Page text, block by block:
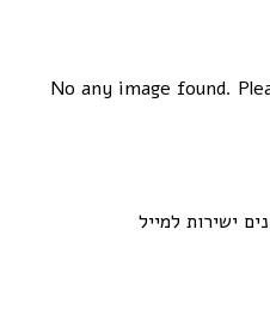
No any image found.
ישירות למייל